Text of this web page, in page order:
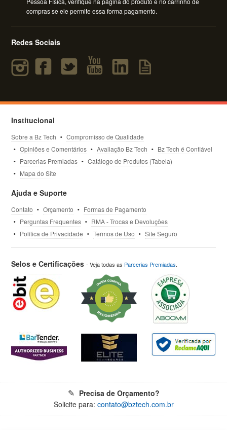
compras se ele permite essa forma pagamento.
Redes Sociais
Institucional
Sobre a Bz Tech
Compromisso de Qualidade
Opiniões e Comentários
Avaliação Bz Tech
Bz Tech é Confiável
Parcerias Premiadas
Catálogo de Produtos (Tabela)
Mapa do Site
Ajuda e Suporte
Contato Orçamento
Formas de Pagamento
Perguntas Frequentes
RMA - Trocas e Devoluções
Política de Privacidade
Termos de Uso Site Seguro
Selos e Certificações- Veja todas as Parcerias Premiadas.
Precisa de Orçamento?
Solicite para: contato@bztech.com.br